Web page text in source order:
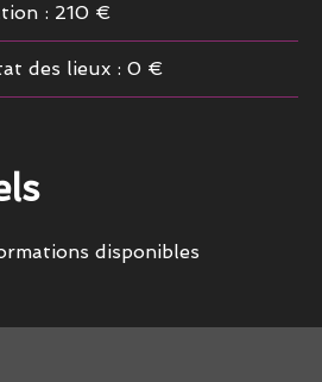
: 210 €
des lieux : 0 €
disponibles